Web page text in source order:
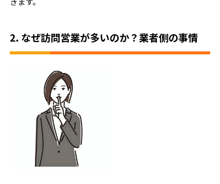
きます。
2. なぜ訪問営業が多いのか？業者側の事情